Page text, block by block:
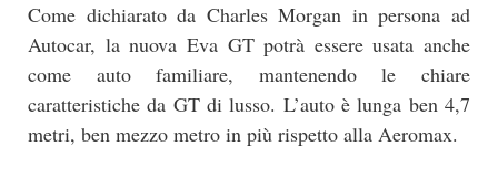
Come dichiarato da Charles Morgan in persona ad
Autocar, la nuova Eva GT potrà essere usata anche
come auto familiare, mantenendo le chiare
caratteristiche da GT di lusso. L’auto è lunga ben 4,7
metri, ben mezzo metro in più rispetto alla Aeromax.